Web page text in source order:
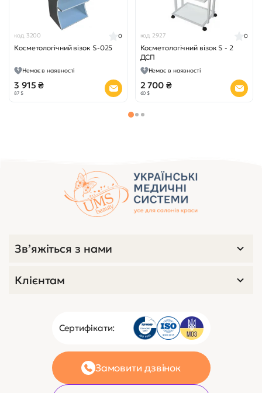
код 3200
Косметологічний візок S-025
0
Немає в наявності
3 915 ₴
87 $
код 2927
Косметологічний візок S - 2
ДСП
0
Немає в наявності
2 700 ₴
60 $
Сертифікати:
Замовити дзвінок
Зв’яжіться з нами
Клієнтам